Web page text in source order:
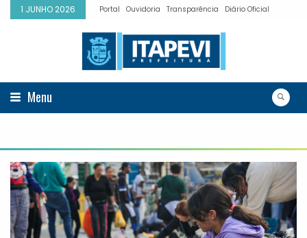
1 JUNHO 2026 Portal Ouvidoria Transparência Diário Oficial
Menu